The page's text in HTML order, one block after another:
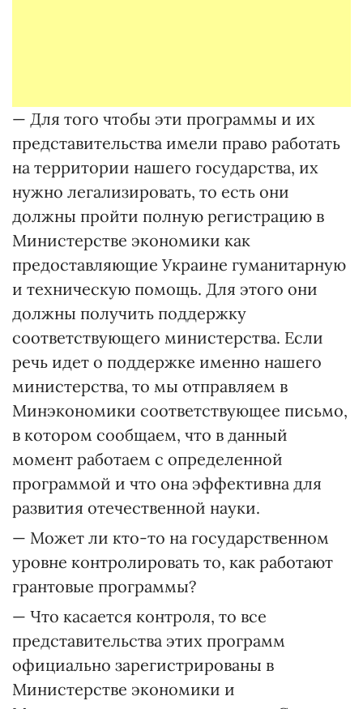
— Для того чтобы эти програм­мы и их
представительства имели право работать
на территории нашего государства, их
нужно легализировать, то есть они
должны пройти полную регистрацию в
Министерстве экономики как
предоставляющие Украине гуманитарную
и техническую помощь. Для этого они
должны получить поддержку
соответствующего министерства. Если
речь идет о поддержке именно нашего
министерства, то мы отправляем в
Минэкономики соответствующее письмо,
в котором сообщаем, что в данный
момент работаем с определенной
программой и что она эффективна для
развития отечественной науки.
— Может ли кто-то на государственном
уровне контролировать то, как работают
грантовые программы?
— Что касается контроля, то все
представительства этих программ
официально зарегистрированы в
Министерстве экономики и